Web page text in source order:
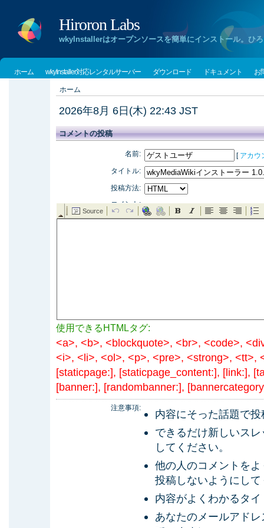
Hiroron Labs
wkyInstallerはオープンソースを簡単にインストール。ひ
ホーム wkyInstaller対応レンタルサーバー ダウンロード ドキュメント お
ホーム
2026年8月 6日(木) 22:43 JST
コメントの投稿
名前: [ アカウ
タイトル:
投稿方法:
コメント:
使用できるHTMLタグ:
<a>, <b>, <blockquote>, <br>, <code>,
<i>, <li>, <ol>, <p>, <pre>, <strong>, <tt>,
[staticpage:], [staticpage_content:], [link:],
[banner:], [randombanner:],
注意事項:
内容にそった話題で
できるだけ新しいス
してください。
他の人のコメントを
投稿しないようにし
内容がよくわかるタ
あなたのメールアド